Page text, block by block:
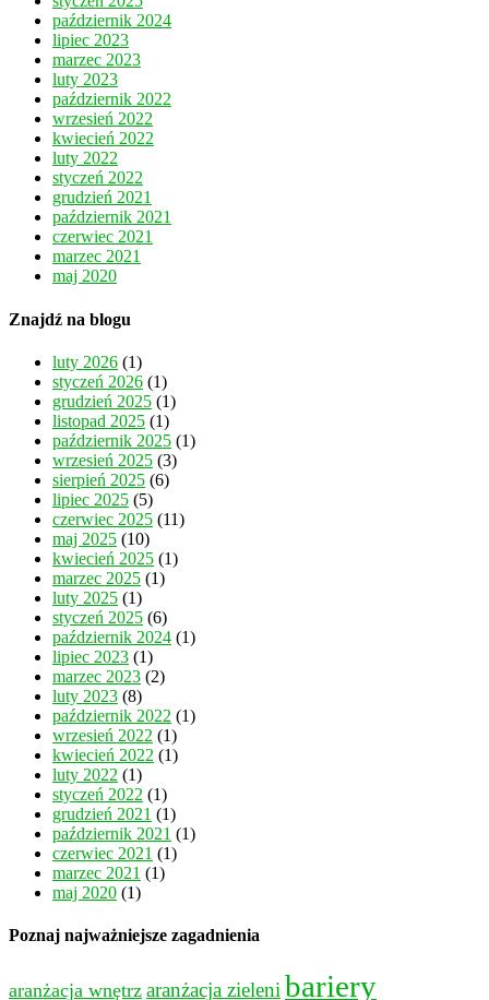
październik 2024
lipiec 2023
marzec 2023
luty 2023
październik 2022
wrzesień 2022
kwiecień 2022
luty 2022
styczeń 2022
grudzień 2021
październik 2021
czerwiec 2021
marzec 2021
maj 2020
Znajdź na blogu
luty 2026 (1)
styczeń 2026 (1)
grudzień 2025 (1)
listopad 2025 (1)
październik 2025 (1)
wrzesień 2025 (3)
sierpień 2025 (6)
lipiec 2025 (5)
czerwiec 2025 (11)
maj 2025 (10)
kwiecień 2025 (1)
marzec 2025 (1)
luty 2025 (1)
styczeń 2025 (6)
październik 2024 (1)
lipiec 2023 (1)
marzec 2023 (2)
luty 2023 (8)
październik 2022 (1)
wrzesień 2022 (1)
kwiecień 2022 (1)
luty 2022 (1)
styczeń 2022 (1)
grudzień 2021 (1)
październik 2021 (1)
czerwiec 2021 (1)
marzec 2021 (1)
maj 2020 (1)
Poznaj najważniejsze zagadnienia
aranżacja wnętrz aranżacja zieleni bariery